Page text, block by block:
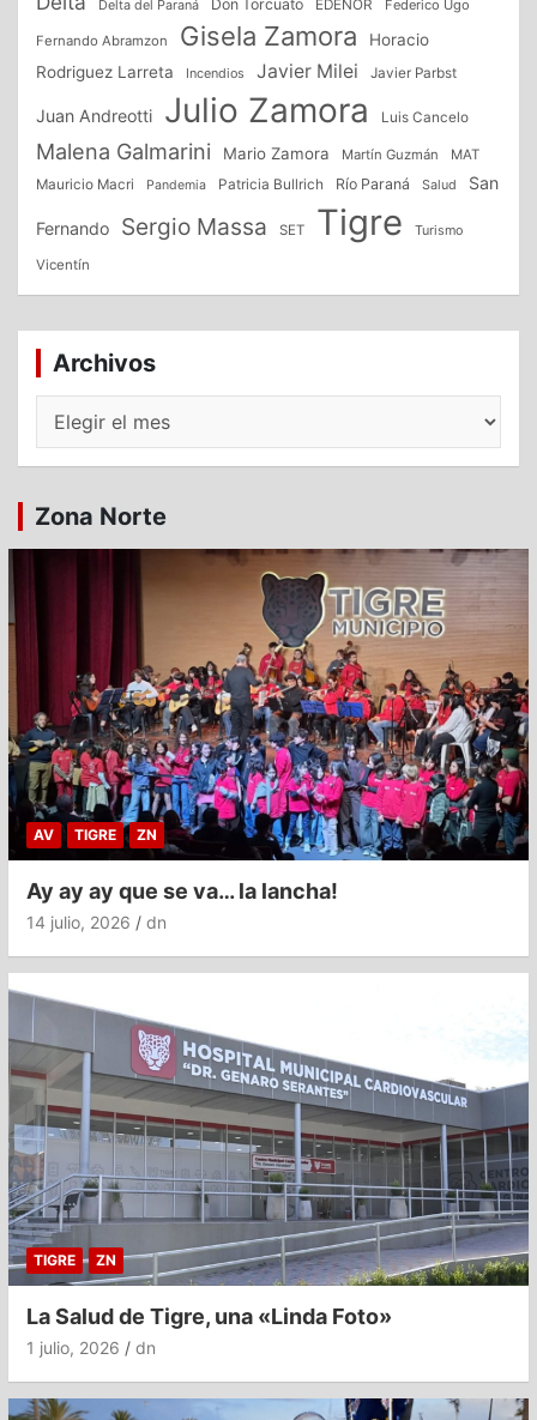
Delta del Paraná Don Torcuato EDENOR Federico Ugo
Fernando Abramzon Gisela Zamora
Horacio
Rodriguez Larreta
Incendios Javier Milei Javier Parbst
Juan Andreotti Julio Zamora Luis Cancelo
Malena Galmarini Mario Zamora Martín Guzmán
MAT
Mauricio Macri
Pandemia Patricia Bullrich Río Paraná Salud San
Fernando Sergio Massa SET Tigre Turismo
Vicentín
Archivos
Zona Norte
AV TIGRE ZN
Ay ay ay que se va… la lancha!
14 julio, 2026 dn
TIGRE ZN
La Salud de Tigre, una «Linda Foto»
1 julio, 2026 dn